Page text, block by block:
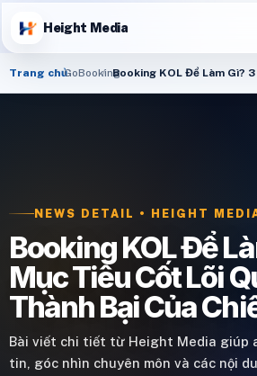
Height Media
Trang chủGoBookingBooking KOL Để Làm Gì?
NEWS DETAIL • HEIGHT
Booking KOL Để
Mục Tiêu Cốt Lõi
Thành Bại Của
Bài viết chi tiết từ Height Media giúp
tin, góc nhìn chuyên môn và các nội